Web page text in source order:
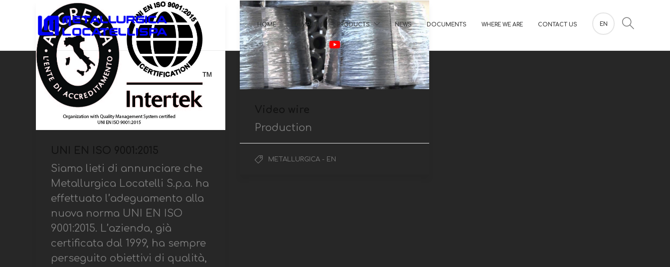
HOME COMPANY PRODUCTS NEWS DOCUMENTS WHERE WE ARE CONTACT US EN
Siamo lieti di annunciare che
Metallurgica Locatelli S.p.a. ha
effettuato l’adeguamento alla
nuova norma UNI EN ISO
9001:2015. L’azienda, già
certificata dal 1999, ha sempre
perseguito obiettivi di qualità,
Production
METALLURGICA - EN